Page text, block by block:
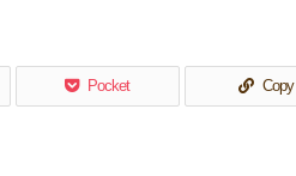
Pocket Copy